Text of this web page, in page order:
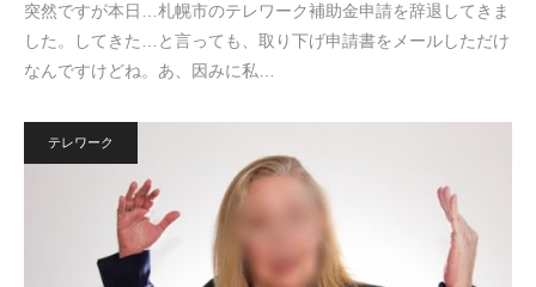
突然ですが本日…札幌市のテレワーク補助金申請を辞退してきま
した。してきた…と言っても、取り下げ申請書をメールしただけ
なんですけどね。あ、因みに私…
テレワーク